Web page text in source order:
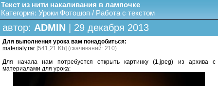
Текст из нити накаливания в лампочке
Категория: Уроки Фотошоп / Работа с текстом
автор: ADMIN | 29 декабря 2013
Для выполнения урока вам понадобиться:
materialy.rar [541,21 Kb] (cкачиваний: 210)
Для начала нам потребуется открыть картинку (1.jpeg) из архива с
материалами для урока: